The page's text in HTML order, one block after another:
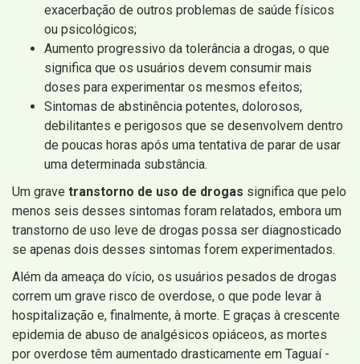
exacerbação de outros problemas de saúde físicos
ou psicológicos;
Aumento progressivo da tolerância a drogas, o que
significa que os usuários devem consumir mais
doses para experimentar os mesmos efeitos;
Sintomas de abstinência potentes, dolorosos,
debilitantes e perigosos que se desenvolvem dentro
de poucas horas após uma tentativa de parar de usar
uma determinada substância.
Um grave transtorno de uso de drogas significa que pelo
menos seis desses sintomas foram relatados, embora um
transtorno de uso leve de drogas possa ser diagnosticado
se apenas dois desses sintomas forem experimentados.
Além da ameaça do vício, os usuários pesados ​​de drogas
correm um grave risco de overdose, o que pode levar à
hospitalização e, finalmente, à morte. E graças à crescente
epidemia de abuso de analgésicos opiáceos, as mortes
por overdose têm aumentado drasticamente em Taguaí -